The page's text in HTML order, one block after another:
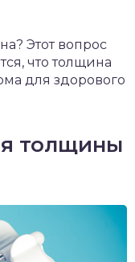
Этот вопрос
что толщина
для здорового
толщины